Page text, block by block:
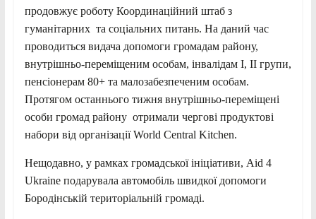
продовжує роботу Координаційний штаб з
гуманітарних та соціальних питань. На даний час
проводиться видача допомоги громадам району,
внутрішньо-переміщеним особам, інвалідам I, II групи,
пенсіонерам 80+ та малозабезпеченим особам.
Протягом останнього тижня внутрішньо-переміщені
особи громад району отримали чергові продуктові
набори від організації World Central Kitchen.
Нещодавно, у рамках громадської ініціативи, Aid 4
Ukraine подарувала автомобіль швидкої допомоги
Бородінській територіальній громаді.